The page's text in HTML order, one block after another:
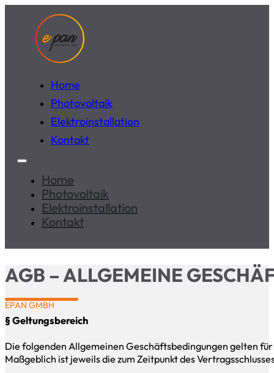
Home
Photovoltaik
Elektroinstallation
Kontakt
Home
Photovoltaik
Elektroinstallation
Kontakt
AGB – ALLGEMEINE
EPAN GMBH
§ Geltungsbereich
Die folgenden Allgemeinen Geschäftsbedingungen gelten
Maßgeblich ist jeweils die zum Zeitpunkt des